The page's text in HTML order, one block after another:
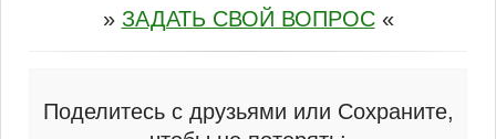
» ЗАДАТЬ СВОЙ ВОПРОС«
Поделитесь с друзьями или Сохраните,